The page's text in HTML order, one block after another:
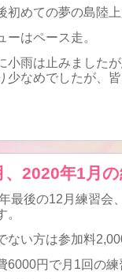
初めての夢の島陸
ーはペース走。
小雨は止みました
少なめでしたが、
、2020年1月
最後の12月練習会
。
ない方は参加料
6000円で月1回の